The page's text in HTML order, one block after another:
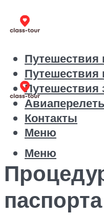
Путешествия
Путешествия
Путешествия
Контакты
Меню
Меню